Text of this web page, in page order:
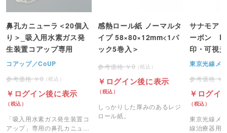
鼻孔カニューラ＜20個入
り＞_吸入用水素ガス発
生装置コアップ専用
コアップ／CoUP
0
ログイン後に表示
「吸入用水素ガス発生装置コ
アップ」専用の鼻孔カニュー
感熱ロール紙 ノーマルタ
イプ 58×80×12mm<1パ
ック5巻入＞
0
ログイン後に表示
しっかりした厚みのあるレジ
ロール紙。
サナモア
ーボン D
印・可視
東京光線メ
ログイ
東京光線メ
線治療器用